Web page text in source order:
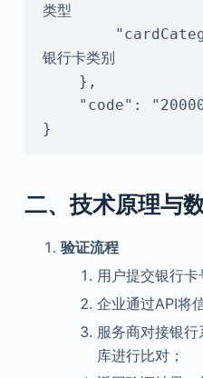
类型
银行卡类别
}
二、技术原理与
验证流程
用户提交银行卡
企业通过API将
服务商对接银
库进行比对；